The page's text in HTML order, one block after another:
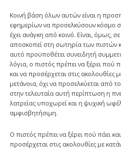
Κοινή βάση όλων αυτών είναι η
εφημερίων να προσελκύσουν κόσμο
έχει ανάγκη από κοινό. Είναι, όμως,
αποσκοπεί στη σωτηρία των πιστών
αυτό προϋποθέτει συνειδητή
λόγια, ο πιστός πρέπει να ξέρει πού
και να προσέρχεται στις ακολουθίες
μετάνοια, όχι να προσελκύεται από
στην τελευταία αυτή περίπτωση η
λατρείας υποχωρεί και η ψυχική
αμφισβητήσιμη.
Ο πιστός πρέπει να ξέρει πού πάει και
προσέρχεται στις ακολουθίες με